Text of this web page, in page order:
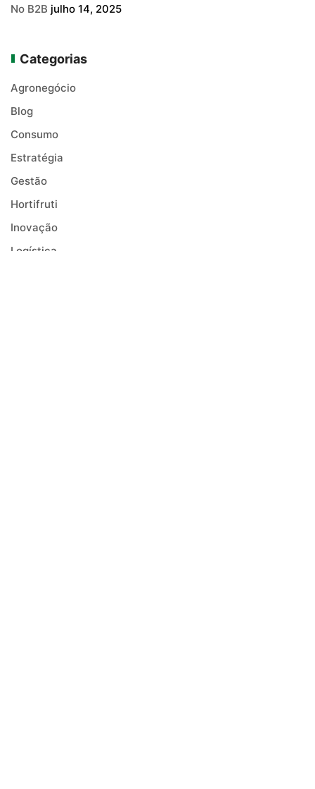
No B2B julho 14, 2025
Categorias
Agronegócio
Blog
Consumo
Estratégia
Gestão
Hortifruti
Inovação
Logística